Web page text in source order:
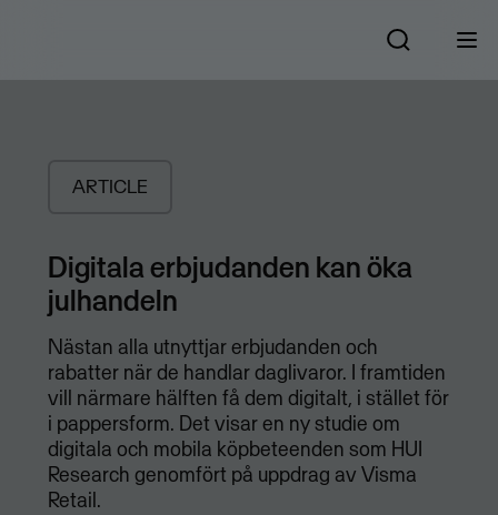
ARTICLE
Digitala erbjudanden kan öka
julhandeln
Nästan alla utnyttjar erbjudanden och
rabatter när de handlar daglivaror. I framtiden
vill närmare hälften få dem digitalt, i stället för
i pappersform. Det visar en ny studie om
digitala och mobila köpbeteenden som HUI
Research genomfört på uppdrag av Visma
Retail.